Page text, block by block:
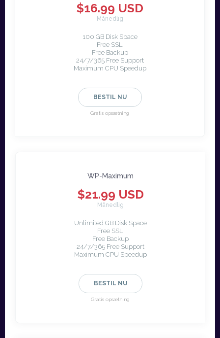
$16.99 USD
Månedlig
100 GB Disk Space
Free SSL
Free Backup
24/7/365 Free Support
Maximum CPU Speedup
BESTIL NU
Gratis opsætning
WP-Maximum
$21.99 USD
Månedlig
Unlimited GB Disk Space
Free SSL
Free Backup
24/7/365 Free Support
Maximum CPU Speedup
BESTIL NU
Gratis opsætning